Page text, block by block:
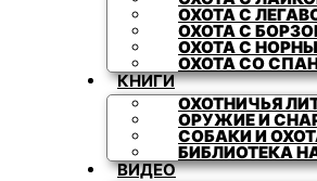
ОХОТА С
ОХОТА С
ОХОТА С
ОХОТА СО
КНИГИ
ОХОТНИЧЬЯ
ОРУЖИЕ И
СОБАКИ И
БИБЛИОТЕКА
ВИДЕО